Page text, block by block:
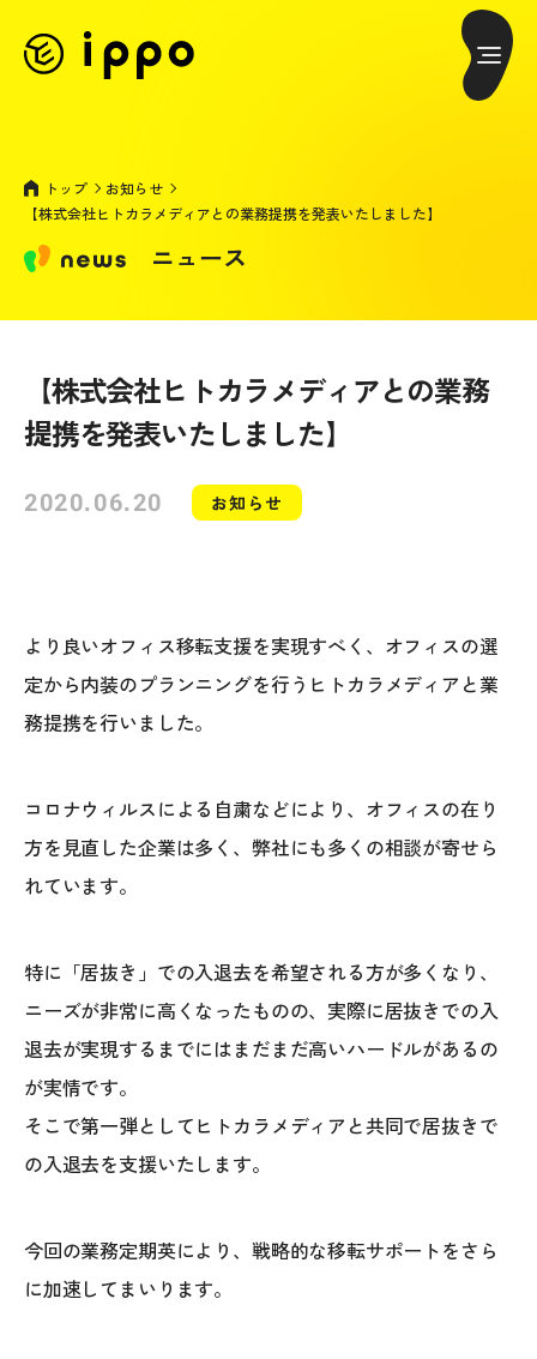
トップ
お知らせ
【株式会社ヒトカラメディアとの業務提携を発表いたしました】
ニュース
【株式会社ヒトカラメディアとの業務
提携を発表いたしました】
2020.06.20 お知らせ
より良いオフィス移転支援を実現すべく、オフィスの選
定から内装のプランニングを行うヒトカラメディアと業
務提携を行いました。
コロナウィルスによる自粛などにより、オフィスの在り
方を見直した企業は多く、弊社にも多くの相談が寄せら
れています。
特に「居抜き」での入退去を希望される方が多くなり、
ニーズが非常に高くなったものの、実際に居抜きでの入
退去が実現するまでにはまだまだ高いハードルがあるの
が実情です。
そこで第一弾としてヒトカラメディアと共同で居抜きで
の入退去を支援いたします。
今回の業務定期英により、戦略的な移転サポートをさら
に加速してまいります。